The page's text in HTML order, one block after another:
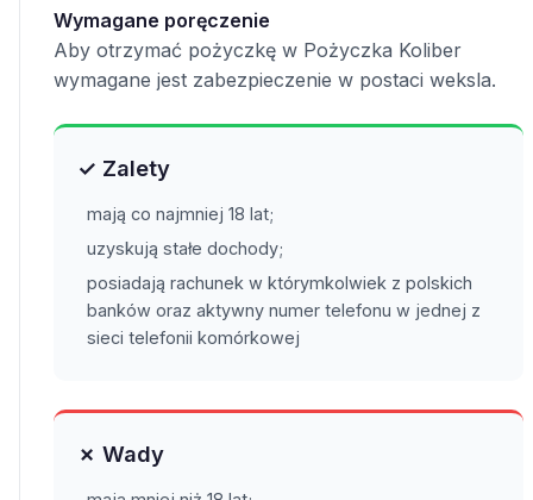
Wymagane poręczenie
Aby otrzymać pożyczkę w Pożyczka Koliber
wymagane jest zabezpieczenie w postaci weksla.
✓ Zalety
mają co najmniej 18 lat;
uzyskują stałe dochody;
posiadają rachunek w którymkolwiek z polskich
banków oraz aktywny numer telefonu w jednej z
sieci telefonii komórkowej
✗ Wady